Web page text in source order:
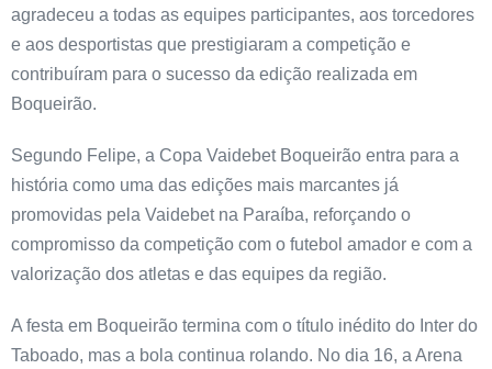
agradeceu a todas as equipes participantes, aos torcedores
e aos desportistas que prestigiaram a competição e
contribuíram para o sucesso da edição realizada em
Boqueirão.
Segundo Felipe, a Copa Vaidebet Boqueirão entra para a
história como uma das edições mais marcantes já
promovidas pela Vaidebet na Paraíba, reforçando o
compromisso da competição com o futebol amador e com a
valorização dos atletas e das equipes da região.
A festa em Boqueirão termina com o título inédito do Inter do
Taboado, mas a bola continua rolando. No dia 16, a Arena